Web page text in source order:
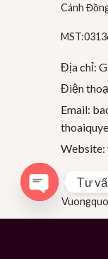
Cánh
Địa chỉ:
Điện
Email:
Website:
Tư